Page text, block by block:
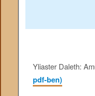
Yliaster Daleth:
pdf-ben)